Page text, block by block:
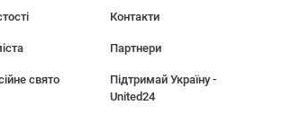
свято
Контакти
Партнери
Підтримай Україну -
United24